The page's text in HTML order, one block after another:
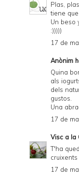
Plas,
tiene
Un beso
:)))))
17 de
Anònim
Quina
als
dels
gustos.
Una
17 de
Visc a la
T'ha
17 de